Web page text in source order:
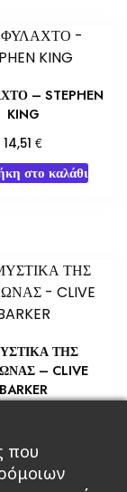
– STEPHEN
KING
14,51€
στο καλάθι
ΤΗΣ
– CLIVE
BARKER
στο καλάθι
που